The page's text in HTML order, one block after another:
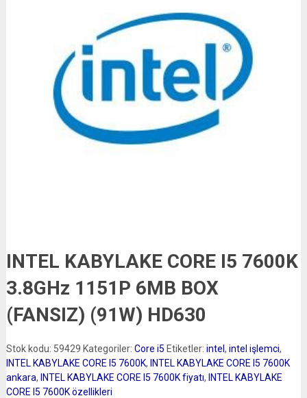
INTEL KABYLAKE CORE I5 7600K
3.8GHz 1151P 6MB BOX
(FANSIZ) (91W) HD630
Stok kodu: 59429 Kategoriler: Core i5 Etiketler: intel , intel işlemci,
INTEL KABYLAKE CORE I5 7600K, INTEL KABYLAKE CORE I5 7600K
ankara, INTEL KABYLAKE CORE I5 7600K fiyatı, INTEL KABYLAKE
CORE I5 7600K özellikleri